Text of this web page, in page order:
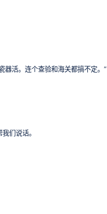
器活。连个查验和海关都搞不定。”
们说话。